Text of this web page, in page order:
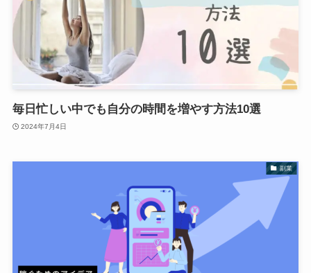
毎日忙しい中でも自分の時間を増やす方法10選
2024年7月4日
副業